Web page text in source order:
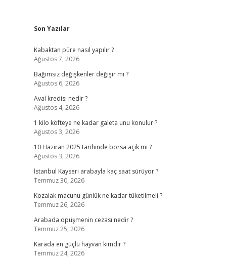
Sidebar
Son Yazılar
Kabaktan püre nasıl yapılır ?
Ağustos 7, 2026
Bağımsız değişkenler değişir mi ?
Ağustos 6, 2026
Aval kredisi nedir ?
Ağustos 4, 2026
1 kilo köfteye ne kadar galeta unu konulur ?
Ağustos 3, 2026
10 Haziran 2025 tarihinde borsa açık mı ?
Ağustos 3, 2026
İstanbul Kayseri arabayla kaç saat sürüyor ?
Temmuz 30, 2026
Kozalak macunu günlük ne kadar tüketilmeli ?
Temmuz 26, 2026
Arabada öpüşmenin cezası nedir ?
Temmuz 25, 2026
Karada en güçlü hayvan kimdir ?
Temmuz 24, 2026